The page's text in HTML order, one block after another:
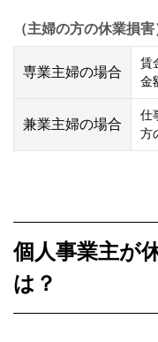
（主婦の方の休業損害
専業主婦の場合
賃
金
兼業主婦の場合
仕
方
個人事業主が
は？